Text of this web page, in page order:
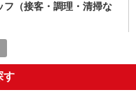
フ（接客・調理・清掃な
保395-1
す